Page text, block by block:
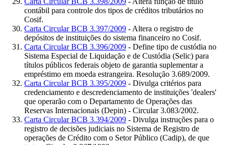
contábil para controle dos tipos de créditos tributários no
Cosif.
Carta Circular BCB 3.397/2009 - Altera o registro de
depósitos de instituições do sistema financeiro no Cosif.
Carta Circular BCB 3.396/2009 - Define tipo de custódia no
Sistema Especial de Liquidação e de Custódia (Selic) para
títulos públicos federais objeto de garantia suplementar a
empréstimo em moeda estrangeira. Resolução 3.689/2009.
Carta Circular BCB 3.395/2009 - Divulga critérios para
credenciamento e descredenciamento de instituições 'dealers'
que operarão com o Departamento de Operações das
Reservas Internacionais (Depin) - Circular 3.083/2002.
Carta Circular BCB 3.394/2009 - Divulga instruções para o
registro de decisões judiciais no Sistema de Registro de
operações de Crédito com o Setor Público (Cadip), de que